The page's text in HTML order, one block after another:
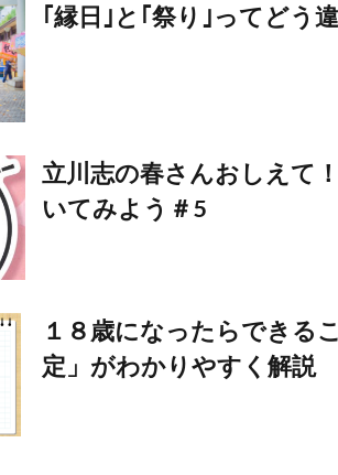
｢縁日｣と｢祭り｣ってどう
立川志の春さんおしえて
いてみよう＃5
１８歳になったらでき
定」がわかりやすく解説